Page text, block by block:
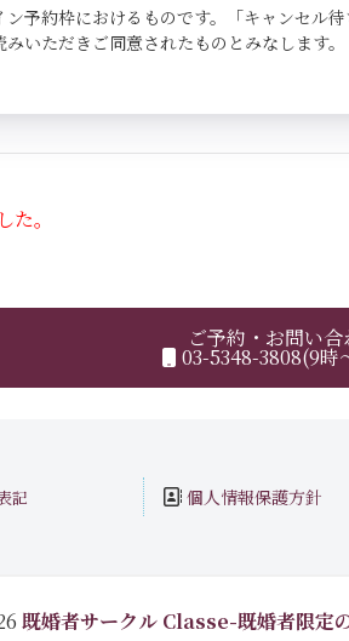
予約枠におけるものです。「キャンセル
いただきご同意されたものとみなします。
。
ご予約・お問い合
03-5348-3808(9時
記 個人情報保護方針
既婚者サークル Classe-既婚者限定